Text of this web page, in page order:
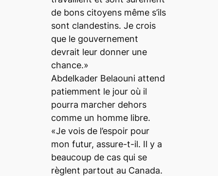
de bons citoyens même s’ils
sont clandestins. Je crois
que le gouvernement
devrait leur donner une
chance.»
Abdelkader Belaouni attend
patiemment le jour où il
pourra marcher dehors
comme un homme libre.
«Je vois de l’espoir pour
mon futur, assure-t-il. Il y a
beaucoup de cas qui se
règlent partout au Canada.